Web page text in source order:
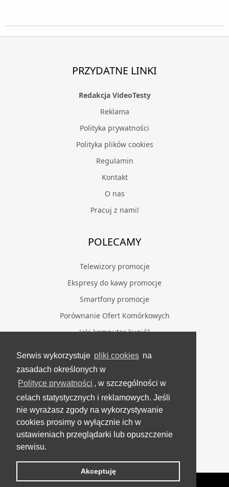
Serwis wykorzystuje pliki cookies na
zasadach określonych w
Polityce prywatności , w szczególności w
celach statystycznych i reklamowych. Jeśli
nie wyrażasz zgody na wykorzystywanie
cookies prosimy o wyłącznie ich w
ustawieniach przeglądarki lub opuszczenie
serwisu.
Akceptuję
PRZYDATNE LINKI
Redakcja VideoTesty
Reklama
Polityka prywatności
Polityka plików cookies
Regulamin
Kontakt
O nas
Pracuj z nami!
POLECAMY
Telewizory promocje
Ekspresy do kawy promocje
Smartfony promocje
Porównanie Ofert Komórkowych
Jaki komputer kupić?
BĄDŹ NA BIEŻĄCO
Facebook
Grupa Testerzy Videotestów
YouTube
Twitter
VideoTesty.pl Wszelkie prawa zastrzeżone